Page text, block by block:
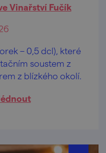
Vinařství Fučík
– 0,5 dcl), které
soustem z
z blízkého okolí.